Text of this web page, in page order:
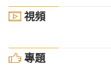
視頻
專題